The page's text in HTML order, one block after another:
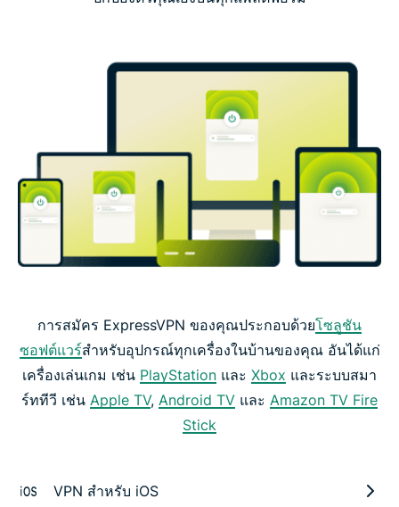
การสมัคร ExpressVPN ของคุณประกอบด้วยโซลูชัน
ซอฟต์แวร์สำหรับอุปกรณ์ทุกเครื่องในบ้านของคุณ อันได้แก่
เครื่องเล่นเกม เช่น PlayStation และ Xbox และระบบสมา
ร์ททีวี เช่น Apple TV, Android TV และ Amazon TV Fire
Stick
VPN สำหรับ iOS